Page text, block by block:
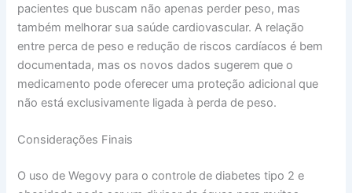
pacientes que buscam não apenas perder peso, mas
também melhorar sua saúde cardiovascular. A relação
entre perca de peso e redução de riscos cardíacos é bem
documentada, mas os novos dados sugerem que o
medicamento pode oferecer uma proteção adicional que
não está exclusivamente ligada à perda de peso.
Considerações Finais
O uso de Wegovy para o controle de diabetes tipo 2 e